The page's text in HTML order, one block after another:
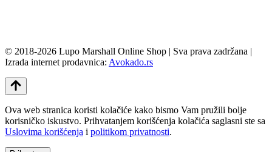
© 2018-2026 Lupo Marshall Online Shop | Sva prava zadržana |
Izrada internet prodavnica: Avokado.rs
Ova web stranica koristi kolačiće kako bismo Vam pružili bolje
korisničko iskustvo. Prihvatanjem korišćenja kolačića saglasni ste sa
Uslovima korišćenja i politikom privatnosti.